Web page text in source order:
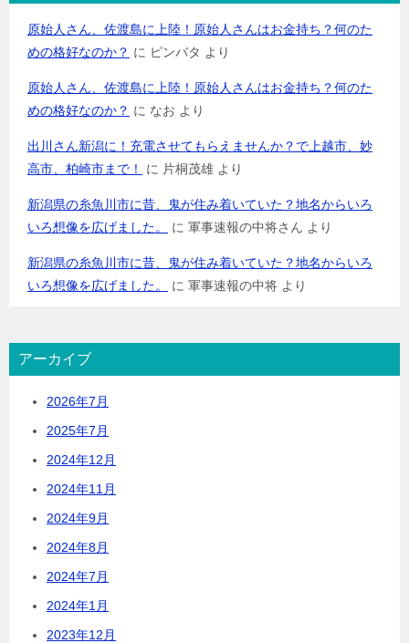
原始人さん、佐渡島に上陸！原始人さんはお金持ち？何のた
めの格好なのか？ に ピンバタ より
原始人さん、佐渡島に上陸！原始人さんはお金持ち？何のた
めの格好なのか？ に なお より
出川さん新潟に！充電させてもらえませんか？で上越市、妙
高市、柏崎市まで！
に 片桐茂雄 より
新潟県の糸魚川市に昔、鬼が住み着いていた？地名からいろ
いろ想像を広げました。
に 軍事速報の中将さん より
新潟県の糸魚川市に昔、鬼が住み着いていた？地名からいろ
いろ想像を広げました。
に 軍事速報の中将 より
アーカイブ
2026年7月
2025年7月
2024年12月
2024年11月
2024年9月
2024年8月
2024年7月
2024年1月
2023年12月